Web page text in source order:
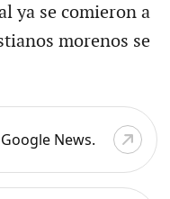
ya se comieron a
morenos se
News.